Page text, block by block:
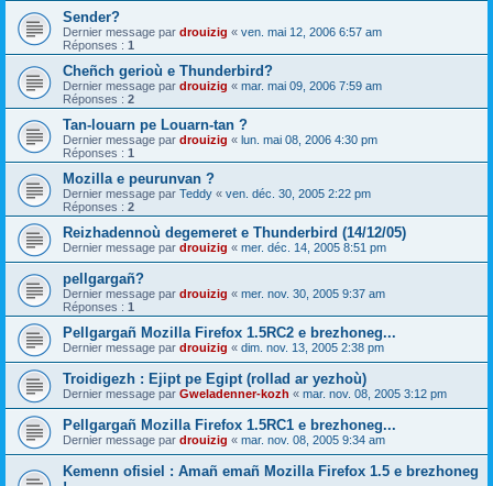
Sender?
Dernier message par drouizig « ven. mai 12, 2006 6:57 am
Réponses : 1
Cheñch gerioù e Thunderbird?
Dernier message par drouizig « mar. mai 09, 2006 7:59 am
Réponses : 2
Tan-louarn pe Louarn-tan ?
Dernier message par drouizig « lun. mai 08, 2006 4:30 pm
Réponses : 1
Mozilla e peurunvan ?
Dernier message par Teddy « ven. déc. 30, 2005 2:22 pm
Réponses : 2
Reizhadennoù degemeret e Thunderbird (14/12/05)
Dernier message par drouizig « mer. déc. 14, 2005 8:51 pm
pellgargañ?
Dernier message par drouizig « mer. nov. 30, 2005 9:37 am
Réponses : 1
Pellgargañ Mozilla Firefox 1.5RC2 e brezhoneg...
Dernier message par drouizig « dim. nov. 13, 2005 2:38 pm
Troidigezh : Ejipt pe Egipt (rollad ar yezhoù)
Dernier message par Gweladenner-kozh « mar. nov. 08, 2005 3:12 pm
Pellgargañ Mozilla Firefox 1.5RC1 e brezhoneg...
Dernier message par drouizig « mar. nov. 08, 2005 9:34 am
Kemenn ofisiel : Amañ emañ Mozilla Firefox 1.5 e brezhoneg